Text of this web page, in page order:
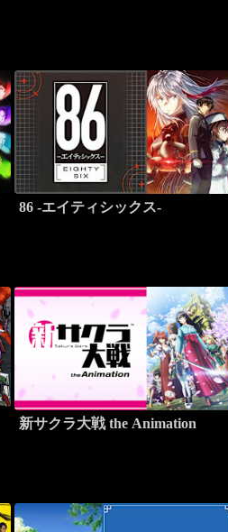
86 -エイティシックス-
新サクラ大戦 the Animation